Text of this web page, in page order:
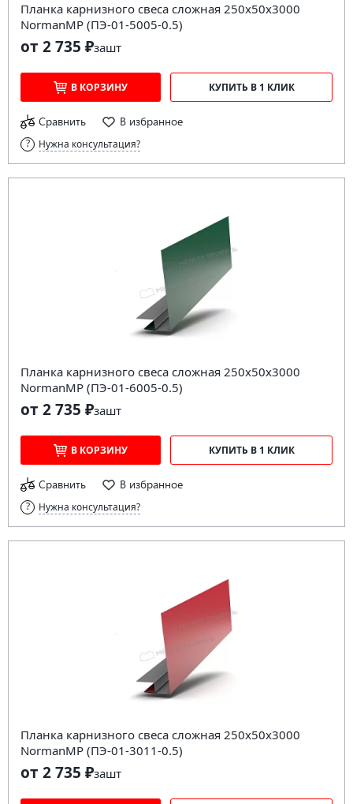
Планка карнизного свеса сложная 250х50х3000
NormanMP (ПЭ-01-5005-0.5)
от 2 735 ₽зашт
В КОРЗИНУ КУПИТЬ В 1 КЛИК
Сравнить В избранное
Нужна консультация?
Планка карнизного свеса сложная 250х50х3000
NormanMP (ПЭ-01-6005-0.5)
от 2 735 ₽зашт
В КОРЗИНУ КУПИТЬ В 1 КЛИК
Сравнить В избранное
Нужна консультация?
Планка карнизного свеса сложная 250х50х3000
NormanMP (ПЭ-01-3011-0.5)
от 2 735 ₽зашт